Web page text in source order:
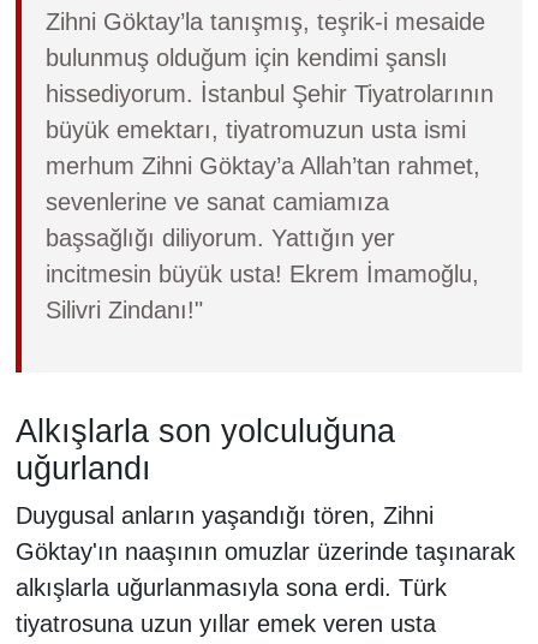
Zihni Göktay’la tanışmış, teşrik-i mesaide
bulunmuş olduğum için kendimi şanslı
hissediyorum. İstanbul Şehir Tiyatrolarının
büyük emektarı, tiyatromuzun usta ismi
merhum Zihni Göktay’a Allah’tan rahmet,
sevenlerine ve sanat camiamıza
başsağlığı diliyorum. Yattığın yer
incitmesin büyük usta! Ekrem İmamoğlu,
Silivri Zindanı!"
Alkışlarla son yolculuğuna
uğurlandı
Duygusal anların yaşandığı tören, Zihni
Göktay'ın naaşının omuzlar üzerinde taşınarak
alkışlarla uğurlanmasıyla sona erdi. Türk
tiyatrosuna uzun yıllar emek veren usta